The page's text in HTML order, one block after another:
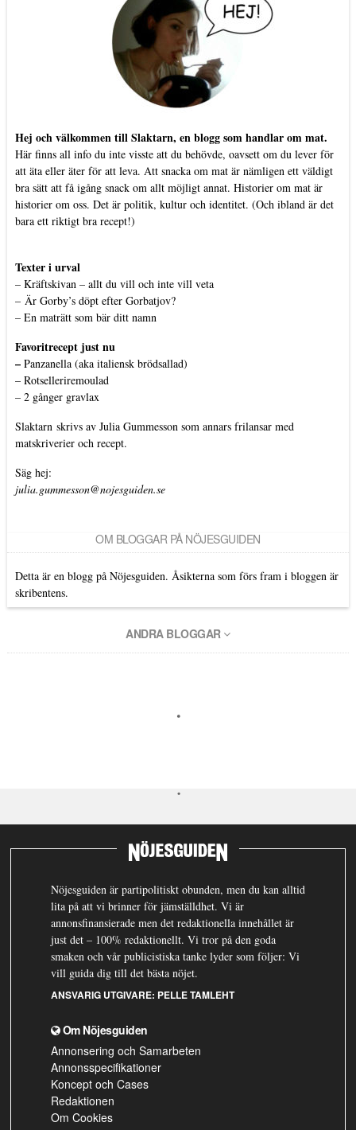
Hej och välkommen till Slaktarn, en blogg som handlar om mat.
Här finns all info du inte visste att du behövde, oavsett om du lever för
att äta eller äter för att leva. Att snacka om mat är nämligen ett väldigt
bra sätt att få igång snack om allt möjligt annat. Historier om mat är
historier om oss. Det är politik, kultur och identitet. (Och ibland är det
bara ett riktigt bra recept!)
Texter i urval
– Kräftskivan – allt du vill och inte vill veta
– Är Gorby’s döpt efter Gorbatjov?
– En maträtt som bär ditt namn
Favoritrecept just nu
– Panzanella (aka italiensk brödsallad)
– Rotselleriremoulad
– 2 gånger gravlax
Slaktarn skrivs av Julia Gummesson som annars frilansar med
matskriverier och recept.
Säg hej:
julia.gummesson@nojesguiden.se
OM BLOGGAR PÅ NÖJESGUIDEN
Detta är en blogg på Nöjesguiden. Åsikterna som förs fram i bloggen är
skribentens.
ANDRA BLOGGAR
Nöjesguiden är partipolitiskt obunden, men du kan alltid
lita på att vi brinner för jämställdhet. Vi är
annonsfinansierade men det redaktionella innehållet är
just det – 100% redaktionellt. Vi tror på den goda
smaken och vår publicistiska tanke lyder som följer: Vi
vill guida dig till det bästa nöjet.
ANSVARIG UTGIVARE: PELLE TAMLEHT
Om Nöjesguiden
Annonsering och Samarbeten
Annonsspecifikationer
Koncept och Cases
Redaktionen
Om Cookies